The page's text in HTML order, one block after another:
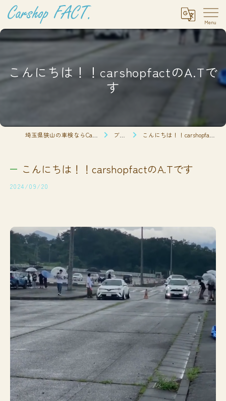
こんにちは！！carshopfactのA.Tで
す
ブログ こんにちは！！carshopfactのA.Tです
こんにちは！！carshopfactのA.Tです
2024/09/20